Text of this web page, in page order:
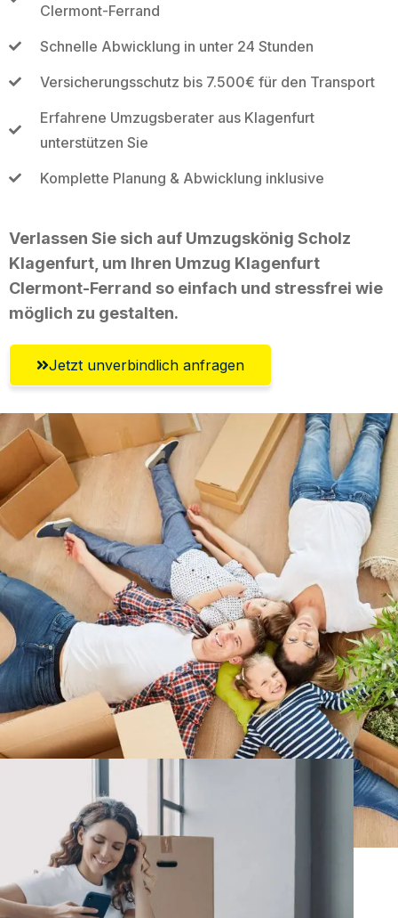
Clermont-Ferrand
Schnelle Abwicklung in unter 24 Stunden
Versicherungsschutz bis 7.500€ für den Transport
Erfahrene Umzugsberater aus Klagenfurt
unterstützen Sie
Komplette Planung & Abwicklung inklusive
Verlassen Sie sich auf Umzugskönig Scholz
Klagenfurt, um Ihren Umzug Klagenfurt
Clermont-Ferrand so einfach und stressfrei wie
möglich zu gestalten.
Jetzt unverbindlich anfragen